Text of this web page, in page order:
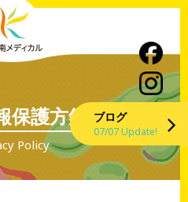
保護方針
Policy
ブログ
07/07 Update!